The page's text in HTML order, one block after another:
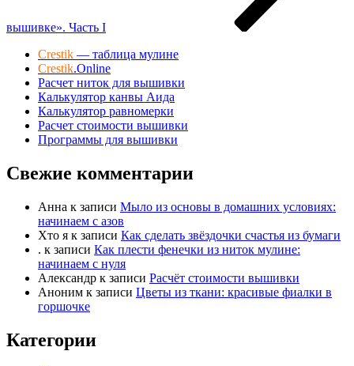
вышивке». Часть I
Crestik — таблица мулине
Crestik.Online
Расчет ниток для вышивки
Калькулятор канвы Аида
Калькулятор равномерки
Расчет стоимости вышивки
Программы для вышивки
Свежие комментарии
Анна к записи Мыло из основы в домашних условиях:
начинаем с азов
Хто я к записи Как сделать звёздочки счастья из бумаги
. к записи Как плести фенечки из ниток мулине:
начинаем с нуля
Александр к записи Расчёт стоимости вышивки
Аноним к записи Цветы из ткани: красивые фиалки в
горшочке
Категории